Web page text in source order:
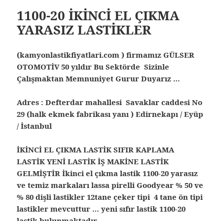
1100-20 İKİNCİ EL ÇIKMA
YARASIZ LASTİKLER
(kamyonlastikfiyatlari.com ) firmamız GÜLSER
OTOMOTİV 50 yıldır Bu Sektörde Sizinle
Çalışmaktan Memnuniyet Gurur Duyarız …
Adres : Defterdar mahallesi Savaklar caddesi No
29 (halk ekmek fabrikası yanı ) Edirnekapı / Eyüp
/ İstanbul
İKİNCİ EL ÇIKMA LASTİK SIFIR KAPLAMA
LASTİK YENİ LASTİK İŞ MAKİNE LASTİK
GELMİŞTİRİkinci el çıkma lastik 1100-20 yarasız
ve temiz markaları lassa pirelli Goodyear % 50 ve
% 80 dişli lastikler 12tane çeker tipi 4 tane ön tipi
lastikler mevcuttur … yeni sıfır lastik 1100-20